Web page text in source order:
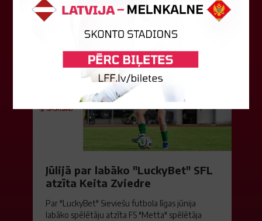
06. augusts 2026.
Jūlijā par labāko "LuckyBet" SFL
atzīta Keita Zviedre
Par "LuckyBet" Sieviešu futbola līgas jūnija
labāko spēlētāju atzīta FS "Metta" spēlētāja